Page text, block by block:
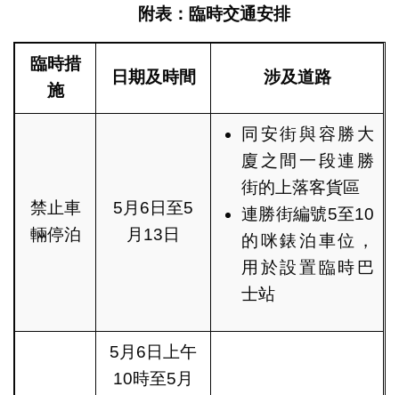
附表：臨時交通安排
臨時措
施
日期及時間 涉及道路
禁止車
輛停泊
5月6日至5
月13日
同安街與容勝大
廈之間一段連勝
街的上落客貨區
連勝街編號5至10
的咪錶泊車位，
用於設置臨時巴
士站
5月6日上午
10時至5月